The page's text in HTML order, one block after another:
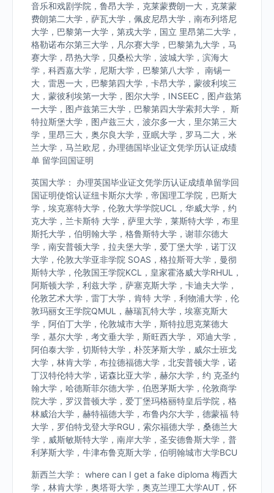
音乐和戏剧学院，鲁昂大学，克莱蒙费朗一大，克莱蒙
费朗第二大学，萨瓦大学，佩皮尼昂大学，南布列塔尼
大学，巴黎第一大学，第戎大学，国立 里昂第二大学，
格勒诺布尔第三大学，凡尔赛大学，巴黎第九大学，马
赛大学，昂热大学，贝桑松大学，波城大学，滨海大
学，科西嘉大学，尼斯大学，巴黎第八大学， 南锡一
大，雷恩一大，巴黎第四大学，卡昂大学，蒙彼利埃三
大，蒙彼利埃第一大学，图尔大学，INSEEC，图卢兹第
一大学，图卢兹第三大学，巴黎第四大学索邦大学， 斯
特拉斯堡大学，图卢兹三大，波尔多一大，里尔第三大
学，里昂三大，奥尔良大学，亚眠大学，罗马二大，米
兰大学，马兰欧尼，办理德国毕业证文凭学历认证成绩
单 留学回国证明
英国大学： 办理英国毕业证文凭学历认证成绩单留学回
国证明使馆认证纽卡斯尔大学，帝国理工学院，巴斯大
学，埃克塞特大学，伦敦大学学院UCL，华威大学，约
克大学，兰卡斯特 大学，萨里大学，莱斯特大学，布里
斯托大学，伯明翰大学，格鲁斯特大学，谢菲尔德大
学，南安普顿大学，拉夫堡大学，爱丁堡大学，诺丁汉
大学，伦敦大学亚非学院 SOAS，格拉斯哥大学，曼彻
斯特大学，伦敦国王学院KCL，皇家霍洛威大学RHUL，
阿斯顿大学，利兹大学，萨塞克斯大学，卡迪夫大学，
伦敦艺术大学，雷丁大学，肯特 大学，利物浦大学，伦
敦玛丽女王学院QMUL，赫瑞瓦特大学，埃塞克斯大
学，阿伯丁大学，伦敦城市大学，斯特拉思克莱德大
学，基尔大学，考文垂大学，斯旺西大学， 邓迪大学，
阿伯泰大学，切斯特大学，朴茨茅斯大学，威尔士班戈
大学，林肯大学，布拉德福德大学，北安普顿大学，诺
丁汉特伦特大学，诺森比亚大学，赫尔大学，约 克圣约
翰大学，哈德斯菲尔德大学，伯恩茅斯大学，伦敦商学
院大学，罗汉普顿大学，爱丁堡玛格丽特皇后学院，格
林威治大学，赫特福德大学，布鲁内尔大学，德蒙福 特
大学，罗伯特戈登大学RGU，索尔福德大学，桑德兰大
学，威斯敏斯特大学，南岸大学，圣安德鲁斯大学，普
利茅斯大学，牛津布鲁克斯大学，伯明翰城市大学BCU
新西兰大学： where can I get a fake diploma 梅西大
学，林肯大学，奥塔哥大学，奥克兰理工大学AUT，怀